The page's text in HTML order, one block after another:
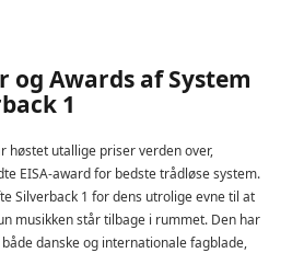
og Awards af System
1
høstet utallige priser verden over,
EISA-award for bedste trådløse system.
Silverback 1 for dens utrolige evne til at
musikken står tilbage i rummet. Den har
danske og internationale fagblade,